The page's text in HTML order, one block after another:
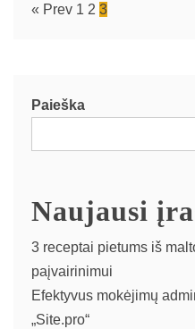
« Prev 1 2 3
Paieška
Naujausi
3 receptai pietums iš
paįvairinimui
Efektyvus mokėjimų
„Site.pro“